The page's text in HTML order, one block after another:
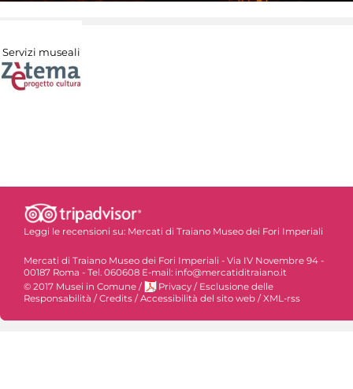
Servizi museali
Leggi le recensioni su: Mercati di Traiano Museo dei Fori Imperiali
Mercati di Traiano Museo dei Fori Imperiali - Via IV Novembre 94 -
00187 Roma - Tel. 060608 E-mail: info@mercatiditraiano.it
© 2017 Musei in Comune / Privacy / Esclusione delle
Responsabilità /Credits /Accessibilità del sito web /XML-rss